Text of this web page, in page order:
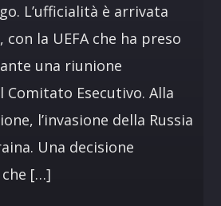
L’ufficialità è arrivata
la UEFA che ha preso
una riunione
Comitato Esecutivo. Alla
l’invasione della Russia
Una decisione
[…]